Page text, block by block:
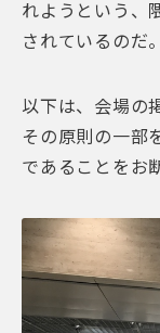
れようという、
されているのだ。
以下は、会場の
その原則の一部
であることをお